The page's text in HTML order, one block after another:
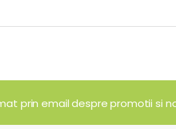
prin email despre promotii si